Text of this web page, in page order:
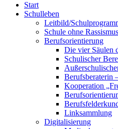
Start
Schulleben
Leitbild/
Schule ohne
Berufsorientierung
Die vier Säulen
Schulischer
Berufsberaterin
Kooperation
Linksammlung
Digitalisierung